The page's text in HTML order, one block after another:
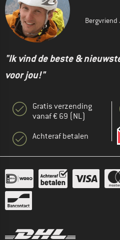
Bergvriend
"Ik vind de beste &
voor jou!"
Gratis verzending
vanaf € 69 (NL)
Achteraf betalen